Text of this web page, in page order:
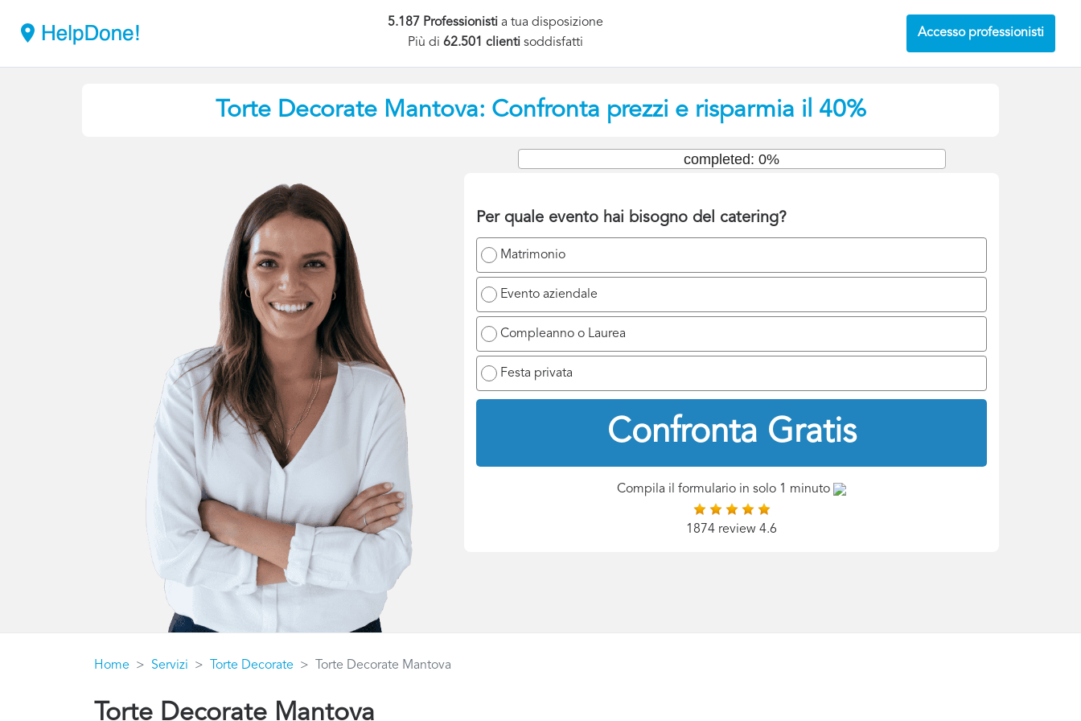
5.187 Professionisti a tua disposizione
Più di62.501 clientisoddisfatti
Accesso professionisti
Torte Decorate Mantova: Confronta prezzi e risparmia il 40%
Per quale evento hai bisogno del catering?
Matrimonio
Evento aziendale
Compleanno o Laurea
Festa privata
Confronta Gratis
completed: 0%
Compila il formulario in solo 1 minuto
1874 review 4.6
Home Servizi Torte Decorate Torte Decorate Mantova
Torte Decorate Mantova